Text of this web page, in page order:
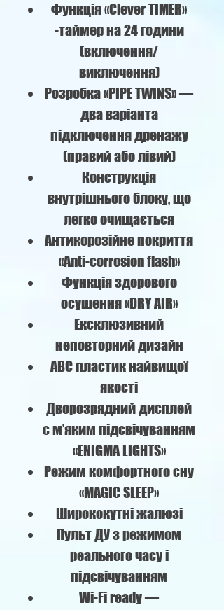
Функція «Сlever TIMER»
-таймер на 24 години
(включення/
виключення)
Розробка «PIPE TWINS» —
два варіанта
підключення дренажу
(правий або лівий)
Конструкція
внутрішнього блоку, що
легко очищається
Антикорозійне покриття
«Anti-corrosion flash»
Функція здорового
осушення «DRY AIR»
Ексклюзивний
неповторний дизайн
ABC пластик найвищої
якості
Дворозрядний дисплей
c м’яким підсвічуванням
«ENIGMA LIGHTS»
Режим комфортного сну
«MAGIC SLEEP»
Ширококутні жалюзі
Пульт ДУ з режимом
реального часу і
підсвічуванням
Wi-Fi ready —